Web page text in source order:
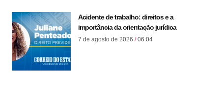
Acidente de trabalho: direitos e a
importância da orientação jurídica
7 de agosto de 2026 06:04